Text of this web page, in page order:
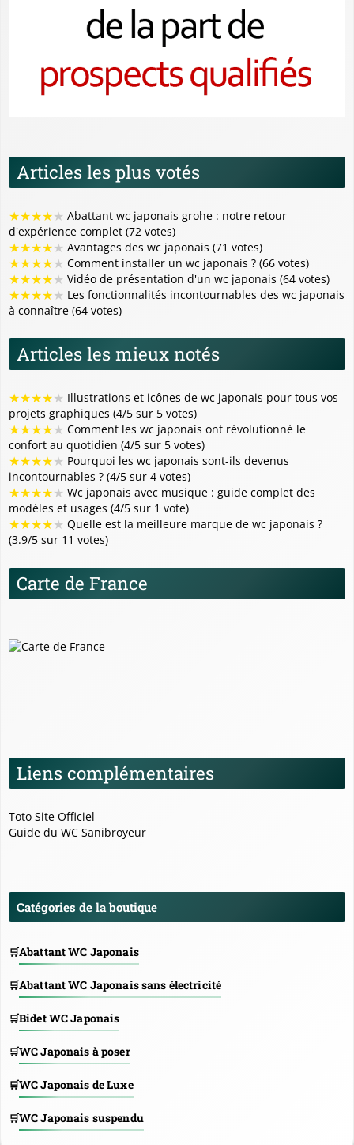
Articles les plus votés
★★★★★ Abattant wc japonais grohe : notre retour
d'expérience complet (72 votes)
★★★★★ Avantages des wc japonais (71 votes)
★★★★★ Comment installer un wc japonais ? (66 votes)
★★★★★ Vidéo de présentation d'un wc japonais (64 votes)
★★★★★ Les fonctionnalités incontournables des wc japonais
à connaître (64 votes)
Articles les mieux notés
★★★★★ Illustrations et icônes de wc japonais pour tous vos
projets graphiques (4/5 sur 5 votes)
★★★★★ Comment les wc japonais ont révolutionné le
confort au quotidien (4/5 sur 5 votes)
★★★★★ Pourquoi les wc japonais sont-ils devenus
incontournables ? (4/5 sur 4 votes)
★★★★★ Wc japonais avec musique : guide complet des
modèles et usages (4/5 sur 1 vote)
★★★★★ Quelle est la meilleure marque de wc japonais ?
(3.9/5 sur 11 votes)
Carte de France
Liens complémentaires
Toto Site Officiel
Guide du WC Sanibroyeur
Catégories de la boutique
Abattant WC Japonais
Abattant WC Japonais sans électricité
Bidet WC Japonais
WC Japonais à poser
WC Japonais de Luxe
WC Japonais suspendu